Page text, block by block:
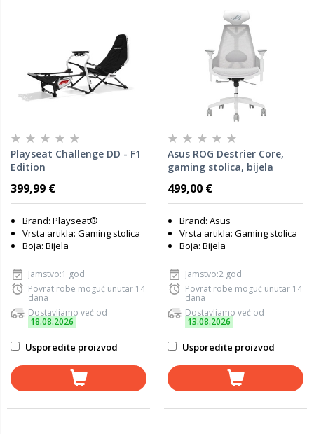
Playseat Challenge DD - F1
Edition
399,99 €
Brand: Playseat®
Vrsta artikla: Gaming stolica
Boja: Bijela
Jamstvo:1 god
Povrat robe moguć unutar 14
dana
Dostavljamo već od
18.08.2026
Usporedite proizvod
Asus ROG Destrier Core,
gaming stolica, bijela
499,00 €
Brand: Asus
Vrsta artikla: Gaming stolica
Boja: Bijela
Jamstvo:2 god
Povrat robe moguć unutar 14
dana
Dostavljamo već od
13.08.2026
Usporedite proizvod